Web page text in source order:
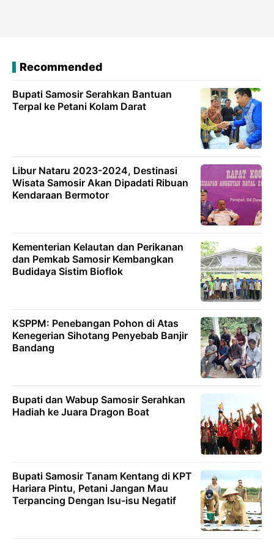
Recommended
Bupati Samosir Serahkan Bantuan
Terpal ke Petani Kolam Darat
Libur Nataru 2023-2024, Destinasi
Wisata Samosir Akan Dipadati Ribuan
Kendaraan Bermotor
Kementerian Kelautan dan Perikanan
dan Pemkab Samosir Kembangkan
Budidaya Sistim Bioflok
KSPPM: Penebangan Pohon di Atas
Kenegerian Sihotang Penyebab Banjir
Bandang
Bupati dan Wabup Samosir Serahkan
Hadiah ke Juara Dragon Boat
Bupati Samosir Tanam Kentang di KPT
Hariara Pintu, Petani Jangan Mau
Terpancing Dengan Isu-isu Negatif